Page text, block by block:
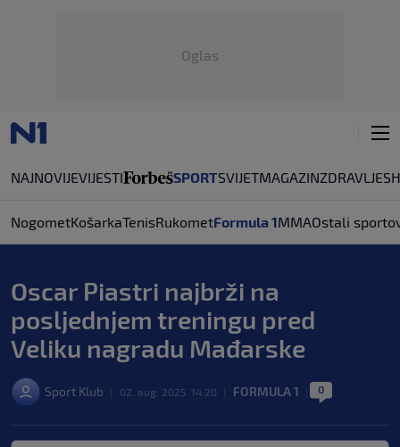
Oglas
NAJNOVIJEVIJESTI SPORTSVIJETMAGAZINZDRAVLJE
NogometKošarkaTenisRukometFormula 1MMAOstali
Oscar Piastri najbrži na
posljednjem treningu pred
Veliku nagradu Mađarske
Sport Klub 02. aug. 2025. 14:20 FORMULA 1 0